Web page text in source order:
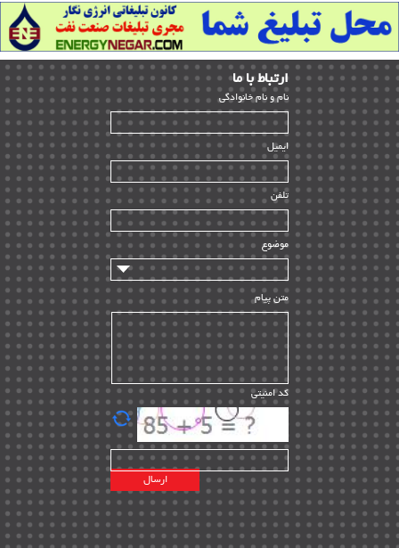
خط لوله | ۳۶
مخازن ذخیره | ۱۵
پتروشیمی | ۱۴
بازرسی و QC | ۱۵
HSE | ۳۹
ساخت و نصب | ۱۲
راه اندازی | ۹
سازندگان و تامین کنندگان | ۱۰
تامین مالی و سرمایه گذاری | ۳۲
ماشین آلات
مدیریت پروژه
مدیریت دانش
مدیریت سازمانی و عمومی | ۲
تأمین کالا | ۱۳
EPC | ۲۰
پیمانکاران بین المللی | ۸
اطلاعات انرژی کشورها | ۱۴
پروژه های خارجی | ۱۵
نقشه های نفت و گاز خارجی | ۱۰
شرکت های نفتی | ۱۴
ارﺗﺒﺎط ﺑﺎ ما
ﻧﺎم و ﻧﺎم ﺧﺎﻧﻮادﮔﻰ
ایمیل
تلفن
موضوع
متن پیام
کد امنیتی